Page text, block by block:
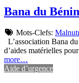
Bana du Bénin
Mots-Clefs:
L’association Bana
d’aides matérielles
more…
Aide d’urgence